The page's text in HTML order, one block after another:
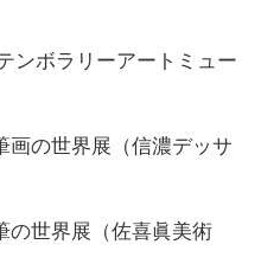
ンボラリーアートミュー
の世界展（信濃デッサ
世界展（佐喜眞美術